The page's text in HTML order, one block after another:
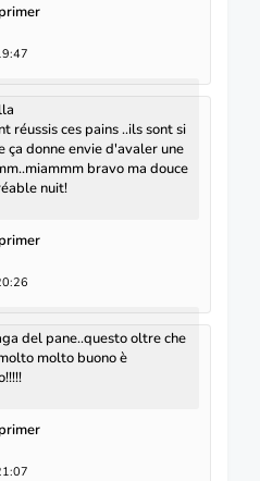
réussis ces pains ..ils sont si
ça donne envie d'avaler une
bravo ma douce
nuit!
del pane..questo oltre che
molto buono è